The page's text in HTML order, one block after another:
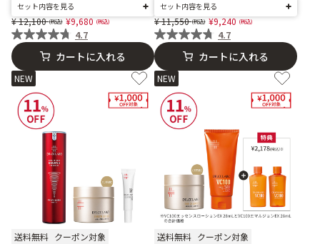
セット内容を見る
Price reduced from
12,100to
9,680
4.7
カートに入れる
セット内容を見る
Price reduced from
11,550to
9,240
4.7
カートに入れる
NEW
送料無料 クーポン対象
NEW
送料無料 クーポン対象